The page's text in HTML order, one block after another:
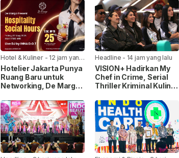
Hotel & Kuliner -12 jam yang
lalu
Hotelier Jakarta Punya
Ruang Baru untuk
Networking, De Margo
Hours
Headline - 14 jam yang lalu
VISION+ Hadirkan My
Chef in Crime, Serial
Thriller Kriminal Kuliner